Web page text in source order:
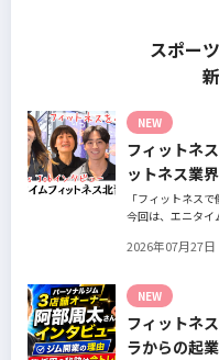
スポー
NEW
フィットネ
ットネス業
「フィットネスで
今回は、エニタイ
についてインタビ
はそのスタッフの
を語っていただき
2026年07月27日
NEW
フィットネ
ラからの起